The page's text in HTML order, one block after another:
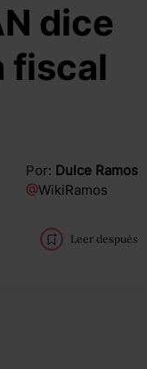
dice
fiscal
Por: Dulce Ramos
@WikiRamos
Leer después